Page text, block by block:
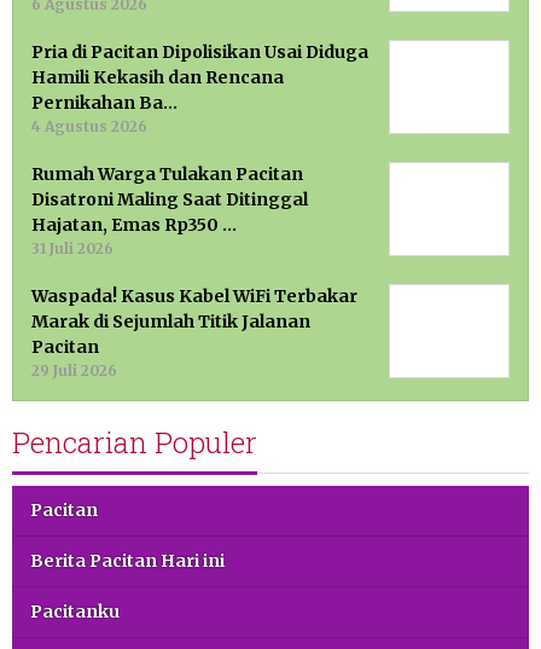
6 Agustus 2026
Pria di Pacitan Dipolisikan Usai Diduga
Hamili Kekasih dan Rencana
Pernikahan Ba…
4 Agustus 2026
Rumah Warga Tulakan Pacitan
Disatroni Maling Saat Ditinggal
Hajatan, Emas Rp350 …
31 Juli 2026
Waspada! Kasus Kabel WiFi Terbakar
Marak di Sejumlah Titik Jalanan
Pacitan
29 Juli 2026
Pencarian Populer
Pacitan
Berita Pacitan Hari ini
Pacitanku